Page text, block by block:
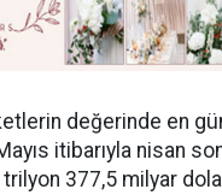
değerinde en
itibarıyla nisan
377,5 milyar